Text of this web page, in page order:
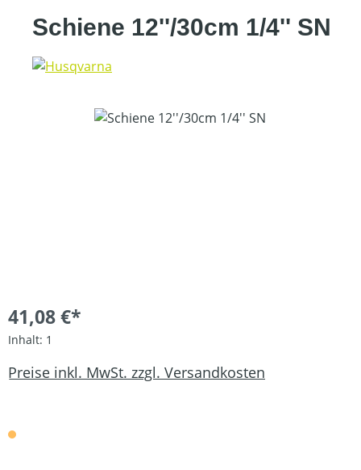
Schiene 12''/30cm 1/4'' SN
Bildergalerie überspringen
41,08 €*
Inhalt: 1
Preise inkl. MwSt. zzgl. Versandkosten